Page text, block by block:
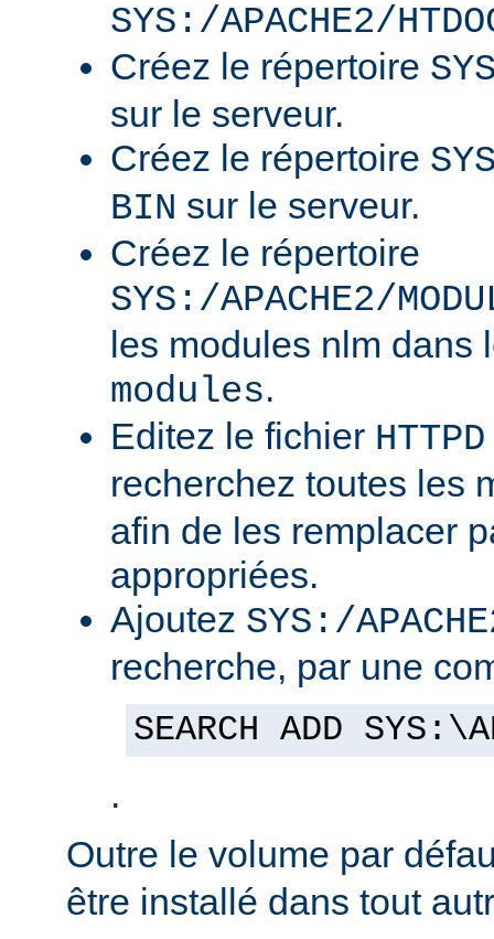
SYS:/APACHE2/
Créez le répertoire
sur le serveur.
Créez le répertoire
BIN sur le serveur.
Créez le répertoire
SYS:/APACHE2/
les modules nlm dans
modules.
Editez le fichier
recherchez toutes les
afin de les remplacer
appropriées.
Ajoutez SYS:/
recherche, par une
SEARCH ADD
.
Outre le volume par
être installé dans tout